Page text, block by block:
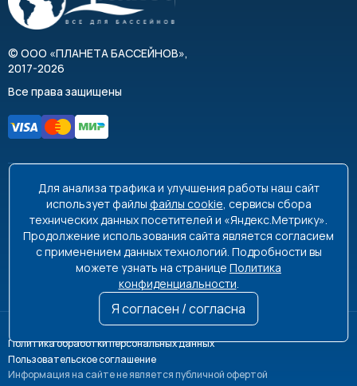
© ООО «ПЛАНЕТА БАССЕЙНОВ»,
2017-2026
Все права защищены
8 495 663-99-48
8 800 350-99-08
info@poolplanet.ru
г. Москва, проспект Мира, д. 61
Пн-Пт 9:00-18:00 Сб-Вс выходной
Политика обработки персональных данных
Пользовательское соглашение
Информация на сайте не является публичной офертой
Для анализа трафика и улучшения работы наш сайт
использует файлы файлы cookie, сервисы сбора
технических данных посетителей и «Яндекс.Метрику».
Продолжение использования сайта является согласием
с применением данных технологий. Подробности вы
можете узнать на странице Политика
конфиденциальности.
Я согласен / согласна